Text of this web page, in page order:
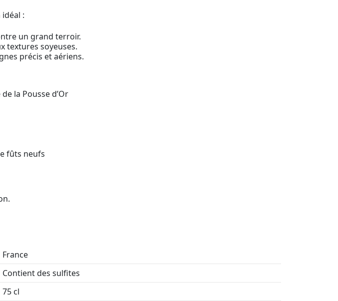
:
un grand terroir.
textures soyeuses.
précis et aériens.
la Pousse d’Or
fûts neufs
France
Contient des sulfites
75 cl